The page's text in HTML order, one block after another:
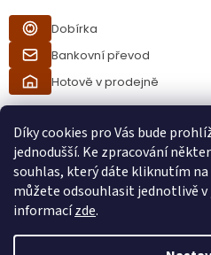
Díky cookies pro Vás bude
jednodušší. Ke zpracování
souhlas, který dáte kliknutím na
můžete odsouhlasit jednotlivě v
informacízde.
Dobírka
Bankovní převod
Hotově v prodejně